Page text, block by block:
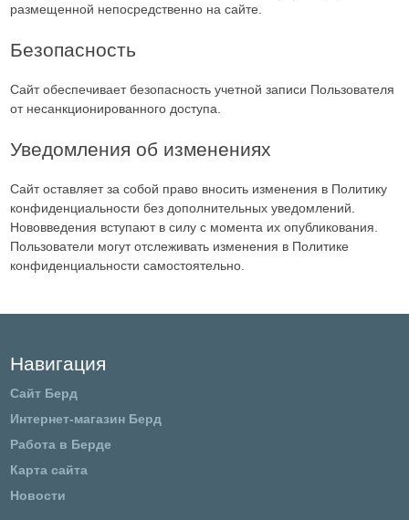
размещенной непосредственно на сайте.
Безопасность
Сайт обеспечивает безопасность учетной записи Пользователя
от несанкционированного доступа.
Уведомления об изменениях
Сайт оставляет за собой право вносить изменения в Политику
конфиденциальности без дополнительных уведомлений.
Нововведения вступают в силу с момента их опубликования.
Пользователи могут отслеживать изменения в Политике
конфиденциальности самостоятельно.
Навигация
Сайт Берд
Интернет-магазин Берд
Работа в Берде
Карта сайта
Новости